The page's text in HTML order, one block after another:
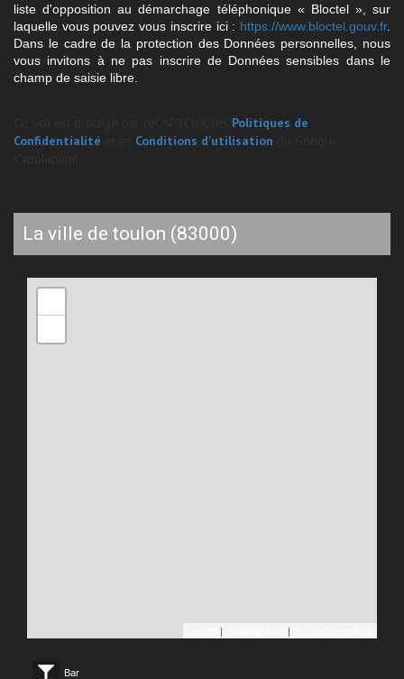
liste d'opposition au démarchage téléphonique « Bloctel », sur
laquelle vous pouvez vous inscrire ici : https://www.bloctel.gouv.fr.
Dans le cadre de la protection des Données personnelles, nous
vous invitons à ne pas inscrire de Données sensibles dans le
champ de saisie libre.
Politiques de
Confidentialité
Conditions d'utilisation
la ville de toulon (83000)
| |
Bar